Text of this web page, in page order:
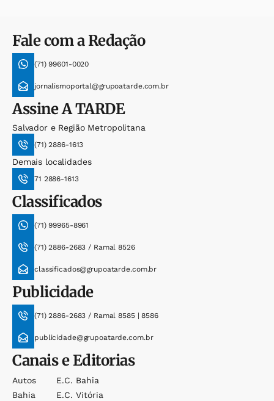
Fale com a Redação
(71) 99601-0020
jornalismoportal@grupoatarde.com.br
AssineA TARDE
Salvador e Região Metropolitana
(71) 2886-1613
Demais localidades
71 2886-1613
Classificados
(71) 99965-8961
(71) 2886-2683 / Ramal 8526
classificados@grupoatarde.com.br
Publicidade
(71) 2886-2683 / Ramal 8585 | 8586
publicidade@grupoatarde.com.br
Canais e Editorias
Autos
Bahia
E.c. Bahia
E.c. Vitória